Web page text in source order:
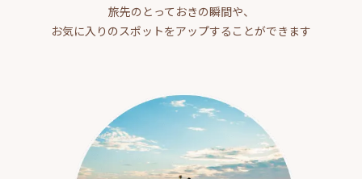
旅先のとっておきの瞬間や、
お気に入りのスポットをアップすることができます